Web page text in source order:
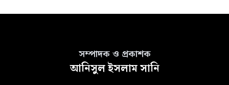
সম্পাদক ও প্রকাশক
আনিসুল ইসলাম সানি